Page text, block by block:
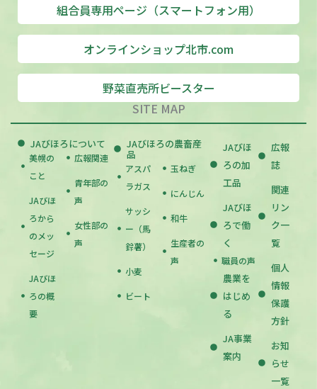
組合員専用ページ（スマートフォン用）
オンラインショップ北市.com
野菜直売所ビースター
SITE MAP
JAびほろについて
美幌の
こと
JAびほ
ろから
のメッ
セージ
JAびほ
ろの概
要
広報関連
青年部の
声
女性部の
声
JAびほろの農畜産
品
アスパ
ラガス
サッシ
ー（馬
鈴薯）
小麦
ビート
玉ねぎ
にんじん
和牛
生産者の
声
JAびほ
ろの加
工品
JAびほ
ろで働
く
職員の声
農業を
はじめ
る
JA事業
案内
広報
誌
関連
リン
ク一
覧
個人
情報
保護
方針
お知
らせ
一覧